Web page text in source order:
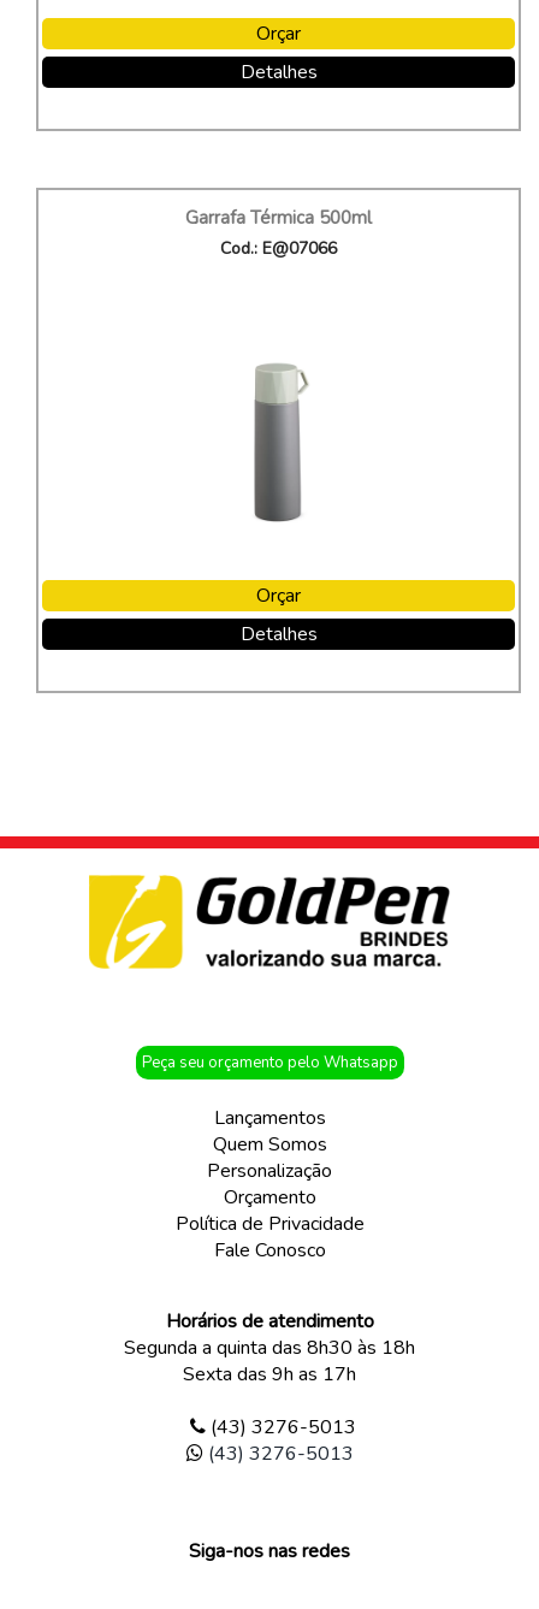
Orçar
Detalhes
Garrafa Térmica 500ml
Cod.: E@07066
Orçar
Detalhes
Peça seu orçamento pelo Whatsapp
Lançamentos
Quem Somos
Personalização
Orçamento
Política de Privacidade
Fale Conosco
Horários de atendimento
Segunda a quinta das 8h30 às 18h
Sexta das 9h as 17h
(43) 3276-5013
(43) 3276-5013
Siga-nos nas redes